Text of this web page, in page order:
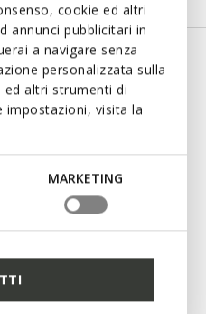
cookie ed altri
annunci pubblicitari in
a navigare senza
personalizzata sulla
ed altri strumenti di
impostazioni, visita la
MARKETING